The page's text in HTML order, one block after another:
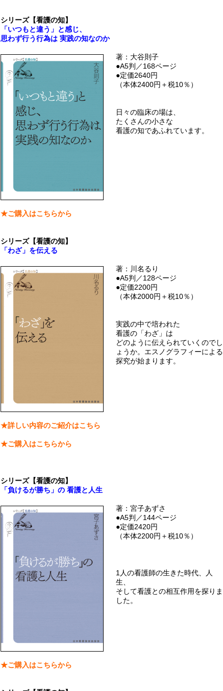
シリーズ【看護の知】
「いつもと違う」と感じ、
思わず行う行為は 実践の知なのか
著：大谷則子
●A5判／168ページ
●定価2640円
（本体2400円＋税10％）
日々の臨床の場は、
たくさんの小さな
看護の知であふれています。
★ご購入はこちらから
シリーズ【看護の知】
「わざ」を伝える
著：川名るり
●A5判／128ページ
●定価2200円
（本体2000円＋税10％）
実践の中で培われた
看護の「わざ」は
どのように伝えられていくのでし
ょうか。エスノグラフィーによる
探究が始まります。
★詳しい内容のご紹介はこちら
★ご購入はこちらから
シリーズ【看護の知】
「負けるが勝ち」の 看護と人生
著：宮子あずさ
●A5判／144ページ
●定価2420円
（本体2200円＋税10％）
1人の看護師の生きた時代、人
生、
そして看護との相互作用を探りま
した。
★ご購入はこちらから